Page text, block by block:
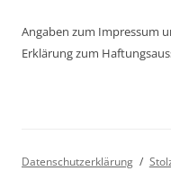
Angaben zum Impressum
Erklärung zum
Datenschutzerklärung